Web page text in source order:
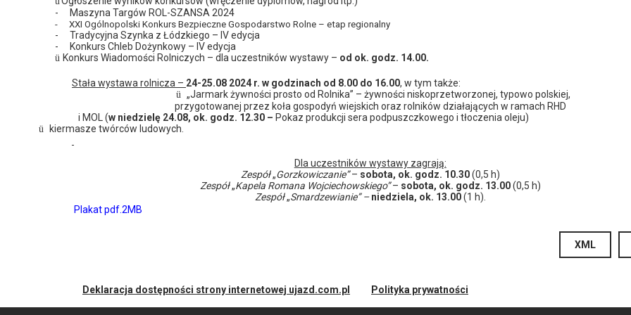
-
Maszyna Targów ROL-SZANSA 2024
- XXI Ogólnopolski Konkurs Bezpieczne Gospodarstwo Rolne – etap regionalny
-
Tradycyjna Szynka z Łódzkiego – IV edycja
-
Konkurs Chleb Dożynkowy – IV edycja
ü Konkurs Wiadomości Rolniczych – dla uczestników wystawy – od ok. godz. 14.00.
Stała wystawa rolnicza – 24-25.08 2024 r. w godzinach od 8.00 do 16.00, w tym także:
ü „Jarmark żywności prosto od Rolnika” – żywności niskoprzetworzonej, typowo polskiej,
przygotowanej przez koła gospodyń wiejskich oraz rolników działających w ramach RHD
i MOL (w niedzielę 24.08, ok. godz. 12.30 – Pokaz produkcji sera podpuszczkowego i tłoczenia oleju)
ü kiermasze twórców ludowych.
Dla uczestników wystawy zagrają:
Zespół„Gorzkowiczanie”– sobota, ok. godz. 10.30(0,5 h)
Zespół„Kapela Romana Wojciechowskiego”– sobota, ok. godz. 13.00(0,5 h)
Zespół „Smardzewianie” – niedziela, ok. 13.00(1 h).
Pl akatpdf.2MB
XML
Deklaracja dostępności strony internetowej ujazd.com.pl Polityka prywatności